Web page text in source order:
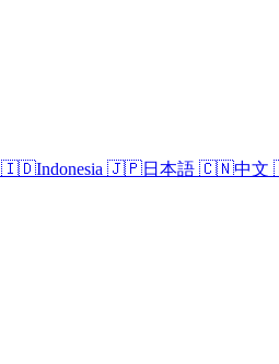
🇮🇩Indonesia 🇯🇵日本語 🇨🇳中文